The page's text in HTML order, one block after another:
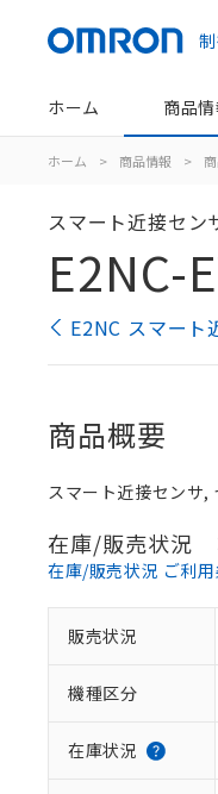
ホーム 商品
ホーム > 商品情報 >
スマート近接セン
E2NC-
E2NC スマート
商品概要
スマート近接センサ
在庫/販売状況
在庫/販売状況 ご利用
販売状況
機種区分
在庫状況